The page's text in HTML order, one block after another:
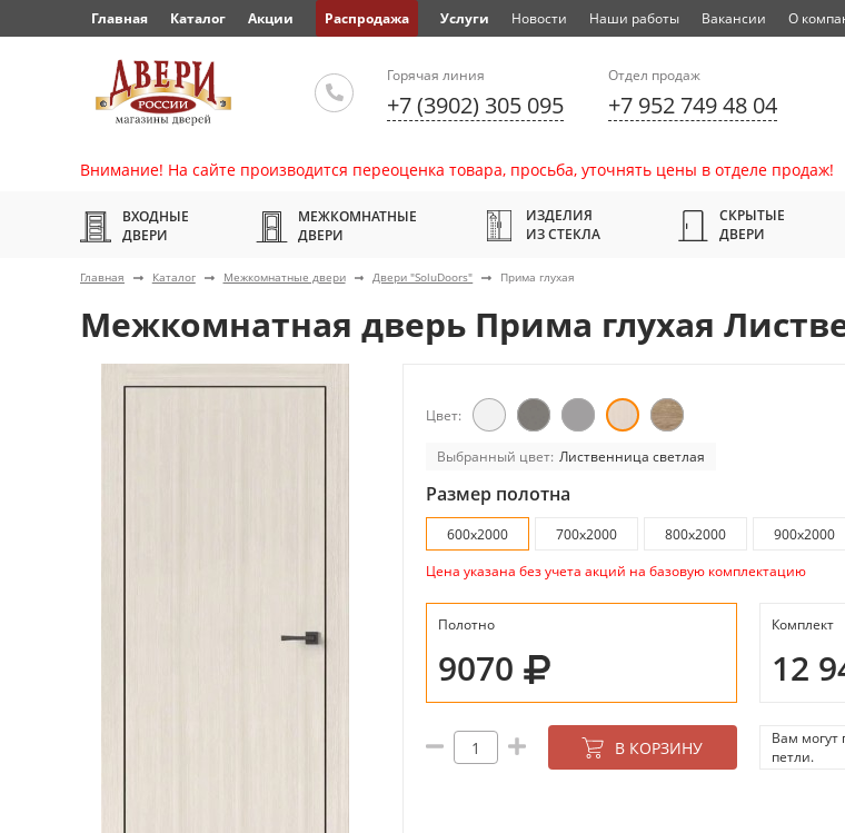
Главная Каталог Акции Распродажа Услуги Новости Наши работы Вакансии О
Горячая линия
+7 (3902) 305 095
Отдел продаж
+7 952 749 48 04
Внимание! На сайте производится переоценка товара, просьба, уточнять цены в отделе продаж!
ВХОДНЫЕ
ДВЕРИ
МЕЖКОМНАТНЫЕ
ДВЕРИ
ИЗДЕЛИЯ
ИЗ СТЕКЛА
СКРЫТЫЕ
ДВЕРИ
Главная Каталог Межкомнатные двери Двери "SoluDoors" Прима глухая
Межкомнатная дверь Прима глухая
Цвет:
Выбранный цвет: Лиственница светлая
Размер полотна
600х2000 700х2000 800х2000
900х2000
Цена указана без учета акций на базовую комплектацию
Полотно
9070
Комплект
12
Вам могут
петли.
В КОРЗИНУ